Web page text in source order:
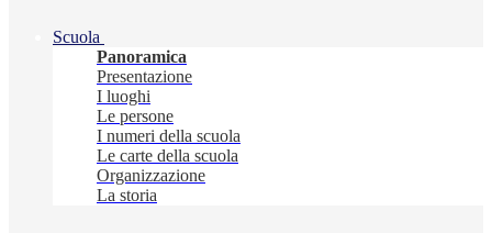
Scuola
Panoramica
Presentazione
I luoghi
Le persone
I numeri della scuola
Le carte della scuola
Organizzazione
La storia